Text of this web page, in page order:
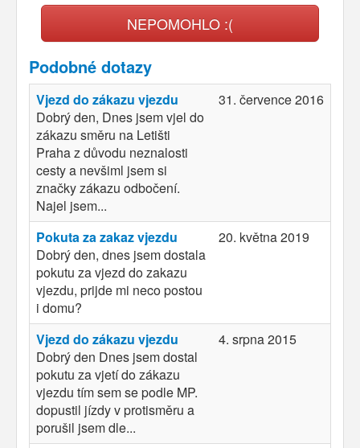
NEPOMOHLO :(
Podobné dotazy
Vjezd do zákazu vjezdu
Dobrý den, Dnes jsem vjel do
zákazu směru na Letišti
Praha z důvodu neznalosti
cesty a nevšiml jsem si
značky zákazu odbočení.
Najel jsem...
31. července 2016
Pokuta za zakaz vjezdu
Dobrý den, dnes jsem dostala
pokutu za vjezd do zakazu
vjezdu, prijde mi neco postou
i domu?
20. května 2019
Vjezd do zákazu vjezdu
Dobrý den Dnes jsem dostal
pokutu za vjetí do zákazu
vjezdu tím sem se podle MP.
dopustil jízdy v protisměru a
porušil jsem dle...
4. srpna 2015